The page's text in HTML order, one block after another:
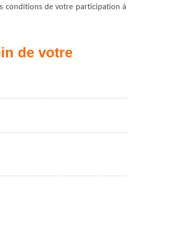
conditions de votre participation à
de votre